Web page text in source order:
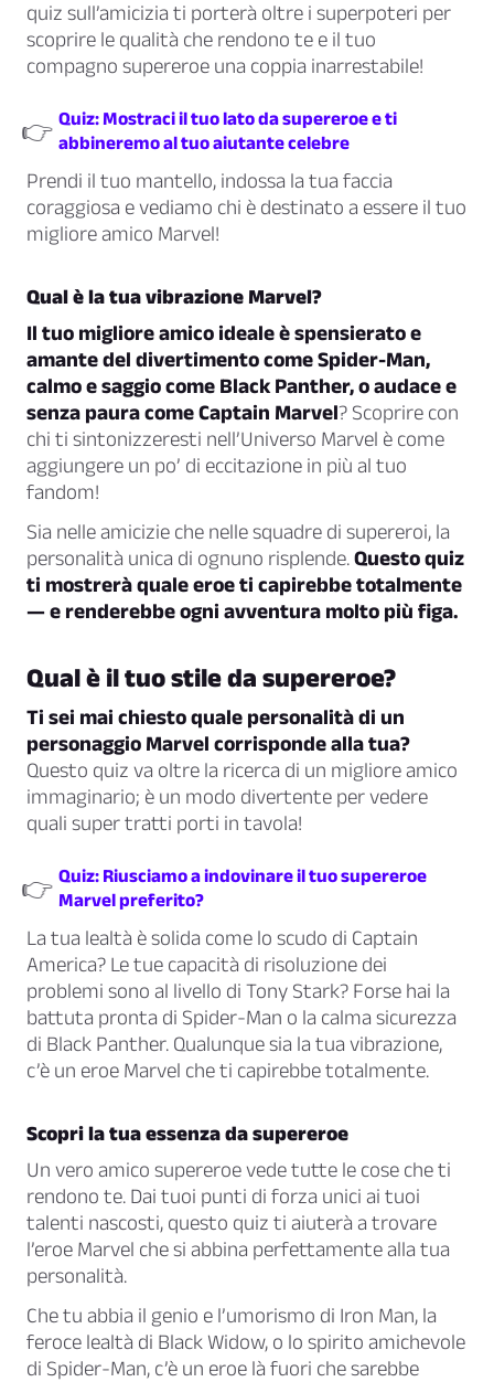
quiz sull’amicizia ti porterà oltre i superpoteri per
scoprire le qualità che rendono te e il tuo
compagno supereroe una coppia inarrestabile!
👉 Quiz: Mostraci il tuo lato da supereroe e ti
abbineremo al tuo aiutante celebre
Prendi il tuo mantello, indossa la tua faccia
coraggiosa e vediamo chi è destinato a essere il tuo
migliore amico Marvel!
Qual è la tua vibrazione Marvel?
Il tuo migliore amico ideale è spensierato e
amante del divertimento come Spider-Man,
calmo e saggio come Black Panther, o audace e
senza paura come Captain Marvel? Scoprire con
chi ti sintonizzeresti nell’Universo Marvel è come
aggiungere un po’ di eccitazione in più al tuo
fandom!
Sia nelle amicizie che nelle squadre di supereroi, la
personalità unica di ognuno risplende.Questo quiz
ti mostrerà quale eroe ti capirebbe totalmente
— e renderebbe ogni avventura molto più figa.
Qual è il tuo stile da supereroe?
Ti sei mai chiesto quale personalità di un
personaggio Marvel corrisponde alla tua?
Questo quiz va oltre la ricerca di un migliore amico
immaginario; è un modo divertente per vedere
quali super tratti porti in tavola!
👉 Quiz: Riusciamo a indovinare il tuo supereroe
Marvel preferito?
La tua lealtà è solida come lo scudo di Captain
America? Le tue capacità di risoluzione dei
problemi sono al livello di Tony Stark? Forse hai la
battuta pronta di Spider-Man o la calma sicurezza
di Black Panther. Qualunque sia la tua vibrazione,
c’è un eroe Marvel che ti capirebbe totalmente.
Scopri la tua essenza da supereroe
Un vero amico supereroe vede tutte le cose che ti
rendono te. Dai tuoi punti di forza unici ai tuoi
talenti nascosti, questo quiz ti aiuterà a trovare
l’eroe Marvel che si abbina perfettamente alla tua
personalità.
Che tu abbia il genio e l’umorismo di Iron Man, la
feroce lealtà di Black Widow, o lo spirito amichevole
di Spider-Man, c’è un eroe là fuori che sarebbe